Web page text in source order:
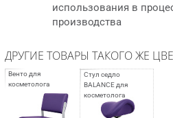
использования в
производства
ДРУГИЕ ТОВАРЫ ТАКОГО ЖЕ